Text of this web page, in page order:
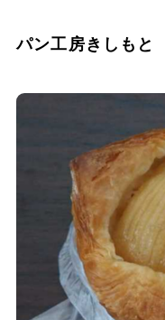
パン工房きしもと